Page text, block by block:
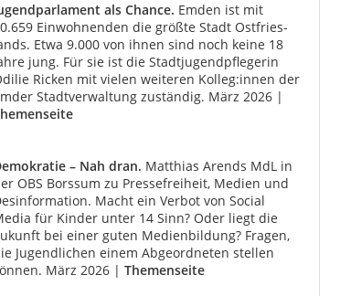
als Chance. Emden ist mit
Einwohnenden die größte Stadt Ostfries­
Etwa 9.000 von ihnen sind noch keine 18
jung. Für sie ist die Stadtjugendpflegerin
Ricken mit vielen weiteren Kolleg:innen der
Stadtverwaltung zuständig. März 2026 |
– Nah dran. Matthias Arends MdL in
OBS Borssum zu Pressefreiheit, Medien und
Macht ein Verbot von So­cial
für Kinder unter 14 Sinn? Oder liegt die
bei einer guten Medienbildung? Fragen,
Jugendlichen einem Abge­ordneten stellen
März 2026 | Themenseite